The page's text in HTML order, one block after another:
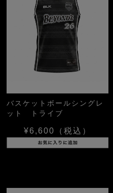
バスケットボールシングレ
ット トライブ
¥6,600 （税込）